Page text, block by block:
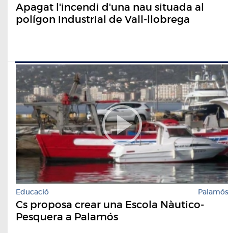
Apagat l'incendi d'una nau situada al
polígon industrial de Vall-llobrega
Educació Palamós
Cs proposa crear una Escola Nàutico-
Pesquera a Palamós